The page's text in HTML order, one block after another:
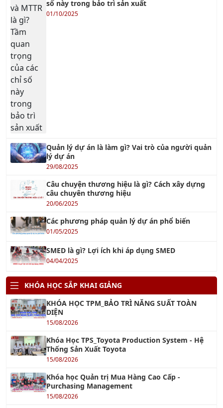
số này trong bảo trì sản xuất
01/10/2025
Quản lý dự án là làm gì? Vai trò của người quản
lý dự án
29/08/2025
Câu chuyện thương hiệu là gì? Cách xây dựng
câu chuyên thương hiệu
20/06/2025
Các phương pháp quản lý dự án phổ biến
01/05/2025
SMED là gì? Lợi ích khi áp dụng SMED
04/04/2025
KHÓA HỌC SẮP KHAI GIẢNG
KHÓA HỌC TPM_BẢO TRÌ NĂNG SUẤT TOÀN
DIỆN
15/08/2026
Khóa Học TPS_Toyota Production System - Hệ
Thống Sản Xuất Toyota
15/08/2026
Khóa học Quản trị Mua Hàng Cao Cấp -
Purchasing Management
15/08/2026